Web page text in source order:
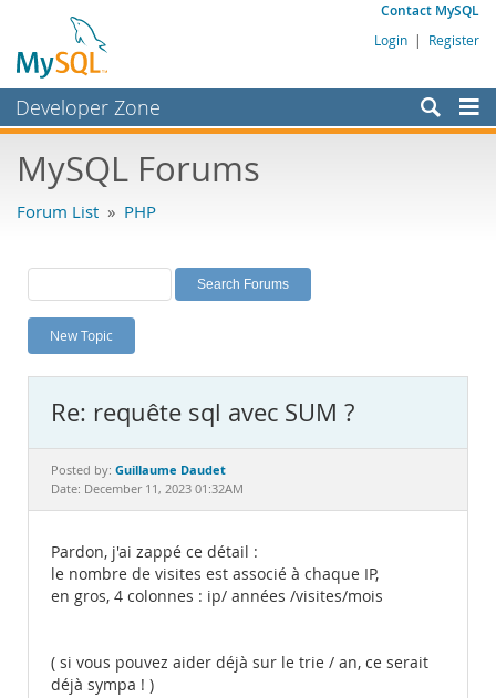
Contact MySQL
Login | Register
Developer Zone
Bugs
Labs
Planet MySQL
News and Events
MySQL.com
Downloads
MySQL Forums
Forum List » PHP
New Topic
Re: requête sql avec SUM ?
Posted by: Guillaume Daudet
Date: December 11, 2023 01:32AM
Pardon, j'ai zappé ce détail :
le nombre de visites est associé à chaque IP,
en gros, 4 colonnes : ip/ années /visites/mois
( si vous pouvez aider déjà sur le trie / an, ce serait
déjà sympa ! )